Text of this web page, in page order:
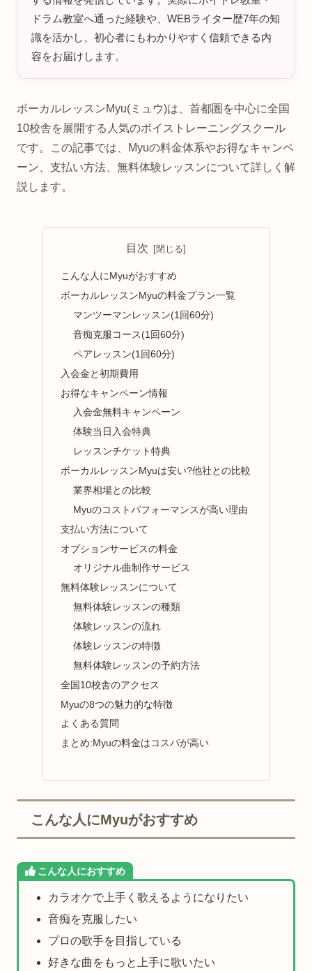
ドラム教室へ通った経験や、WEBライター歴7年の知
識を活かし、初心者にもわかりやすく信頼できる内
容をお届けします。
ボーカルレッスンMyu(ミュウ)は、首都圏を中心に全国
10校舎を展開する人気のボイストレーニングスクール
です。この記事では、Myuの料金体系やお得なキャンペ
ーン、支払い方法、無料体験レッスンについて詳しく解
説します。
目次
こんな人にMyuがおすすめ
ボーカルレッスンMyuの料金プラン一覧
マンツーマンレッスン(1回60分)
音痴克服コース(1回60分)
ペアレッスン(1回60分)
入会金と初期費用
お得なキャンペーン情報
入会金無料キャンペーン
体験当日入会特典
レッスンチケット特典
ボーカルレッスンMyuは安い?他社との比較
業界相場との比較
Myuのコストパフォーマンスが高い理由
支払い方法について
オプションサービスの料金
オリジナル曲制作サービス
無料体験レッスンについて
無料体験レッスンの種類
体験レッスンの流れ
体験レッスンの特徴
無料体験レッスンの予約方法
全国10校舎のアクセス
Myuの8つの魅力的な特徴
よくある質問
まとめ:Myuの料金はコスパが高い
こんな人にMyuがおすすめ
こんな人におすすめ
カラオケで上手く歌えるようになりたい
音痴を克服したい
プロの歌手を目指している
好きな曲をもっと上手に歌いたい